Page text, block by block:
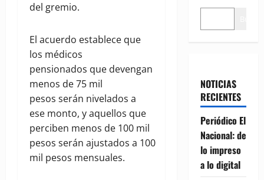
del gremio.
El acuerdo establece que
los médicos
pensionados que devengan
menos de 75 mil
pesos serán nivelados a
ese monto, y aquellos que
perciben menos de 100 mil
pesos serán ajustados a 100
mil pesos mensuales.
NOTICIAS
RECIENTES
Periódico El
Nacional: de
lo impreso
a lo digital